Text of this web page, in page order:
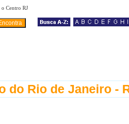
o Centro RJ
do Rio de Janeiro -